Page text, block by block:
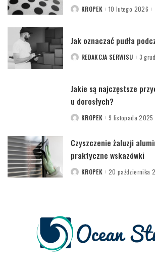
POSTEDKROPEK 10 lutego 2026
Jak oznaczać pudła
POSTEDREDAKCJA SERWISU 3
Jakie są najczęstsze
u dorosłych?
POSTEDKROPEK 9 listopada 2025
Czyszczenie żaluzji
praktyczne wskazówki
POSTEDKROPEK 20 października